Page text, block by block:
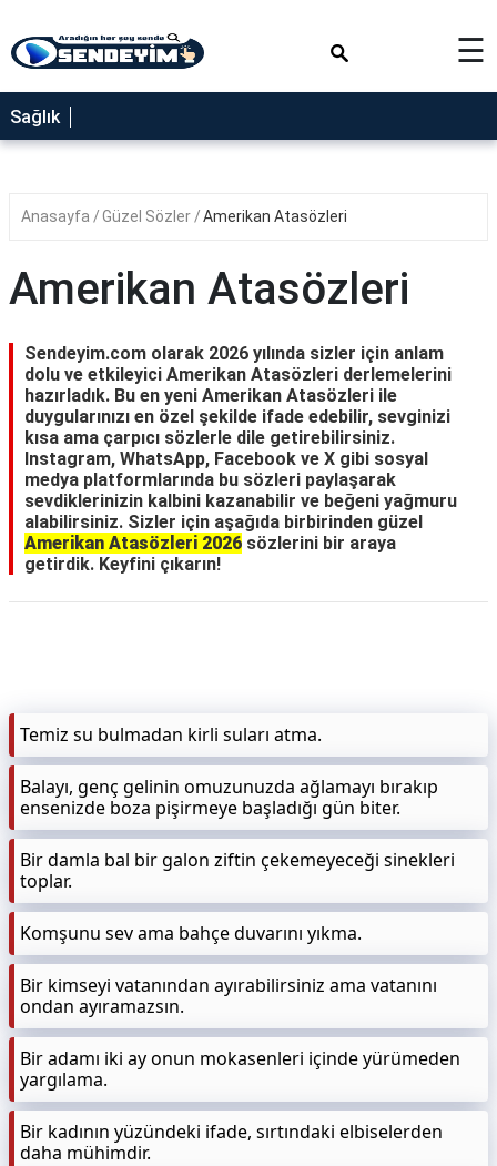
SAĞLIK
NEDİR
YEMEK
RÜYA
GEZİLECEK
YERLER
BLOG
☰
Sağlık
Anasayfa Güzel Sözler Amerikan Atasözleri
Amerikan Atasözleri
Sendeyim.com olarak 2026 yılında sizler için anlam
dolu ve etkileyici Amerikan Atasözleri derlemelerini
hazırladık. Bu en yeni Amerikan Atasözleri ile
duygularınızı en özel şekilde ifade edebilir, sevginizi
kısa ama çarpıcı sözlerle dile getirebilirsiniz.
Instagram, WhatsApp, Facebook ve X gibi sosyal
medya platformlarında bu sözleri paylaşarak
sevdiklerinizin kalbini kazanabilir ve beğeni yağmuru
alabilirsiniz. Sizler için aşağıda birbirinden güzel
Amerikan Atasözleri 2026 sözlerini bir araya
getirdik. Keyfini çıkarın!
Temiz su bulmadan kirli suları atma.
Balayı, genç gelinin omuzunuzda ağlamayı bırakıp
ensenizde boza pişirmeye başladığı gün biter.
Bir damla bal bir galon ziftin çekemeyeceği sinekleri
toplar.
Komşunu sev ama bahçe duvarını yıkma.
Bir kimseyi vatanından ayırabilirsiniz ama vatanını
ondan ayıramazsın.
Bir adamı iki ay onun mokasenleri içinde yürümeden
yargılama.
Bir kadının yüzündeki ifade, sırtındaki elbiselerden
daha mühimdir.